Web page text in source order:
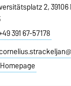
2, 39106
391 67-57178
Homepage